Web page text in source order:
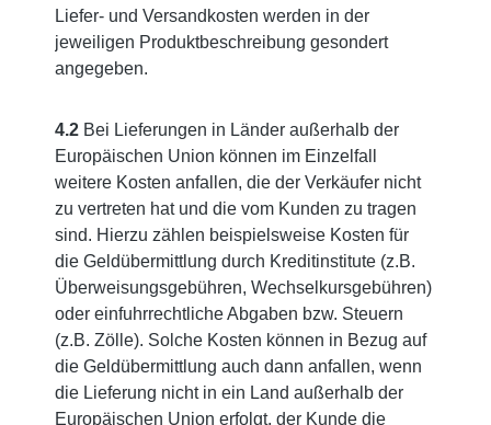
Liefer- und Versandkosten werden in der
jeweiligen Produktbeschreibung gesondert
angegeben.
4.2 Bei Lieferungen in Länder außerhalb der
Europäischen Union können im Einzelfall
weitere Kosten anfallen, die der Verkäufer nicht
zu vertreten hat und die vom Kunden zu tragen
sind. Hierzu zählen beispielsweise Kosten für
die Geldübermittlung durch Kreditinstitute (z.B.
Überweisungsgebühren, Wechselkursgebühren)
oder einfuhrrechtliche Abgaben bzw. Steuern
(z.B. Zölle). Solche Kosten können in Bezug auf
die Geldübermittlung auch dann anfallen, wenn
die Lieferung nicht in ein Land außerhalb der
Europäischen Union erfolgt, der Kunde die